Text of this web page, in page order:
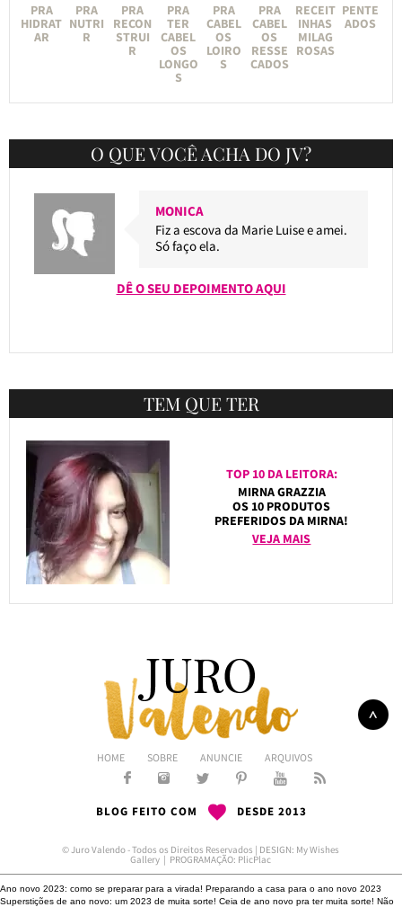
PRA
HIDRAT
AR
PRA
NUTRI
R
PRA
RECON
STRUI
R
PRA
TER
CABEL
OS
LONGO
S
PRA
CABEL
OS
LOIRO
S
PRA
CABEL
OS
RESSE
CADOS
RECEIT
INHAS
MILAG
ROSAS
PENTE
ADOS
O QUE VOCÊ ACHA DO JV?
MONICA
Fiz a escova da Marie Luise e amei.
Só faço ela.
DÊ O SEU DEPOIMENTO AQUI
TEM QUE TER
TOP 10 DA LEITORA:
MIRNA GRAZZIA
OS 10 PRODUTOS
PREFERIDOS DA MIRNA!
VEJA MAIS
HOME SOBRE ANUNCIE ARQUIVOS
BLOG FEITO COM DESDE 2013
© Juro Valendo - Todos os Direitos Reservados | DESIGN: My Wishes
Gallery | PROGRAMAÇÃO: PlicPlac
Ano novo 2023: como se preparar para a virada! Preparando a casa para o ano novo 2023
Superstições de ano novo: um 2023 de muita sorte! Ceia de ano novo pra ter muita sorte! Não